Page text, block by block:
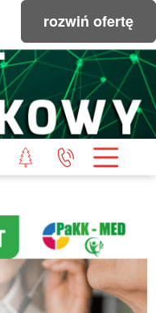
rozwiń ofertę